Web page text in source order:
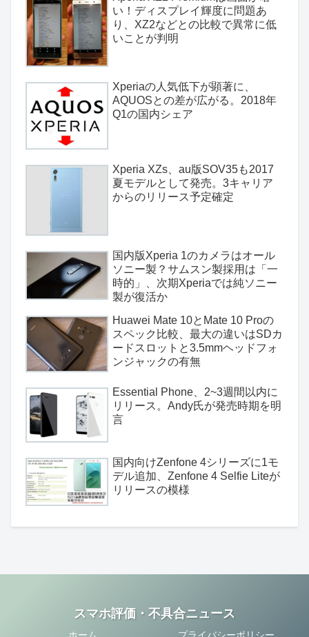
い！ディスプレイ輝度に問題あ
り、XZ2などとの比較で異常に低
いことが判明
Xperiaの人気低下が顕著に、
AQUOSとの差が広がる。2018年
Q1の国内シェア
Xperia XZs、au版SOV35も2017
夏モデルとして発売。3キャリア
からのリリース予定確定
国内版Xperia 1のカメラはオール
ソニー製？サムスン製採用は「一
時的」、次期Xperiaでは純ソニー
製が復活か
Huawei Mate 10とMate 10 Proの
スペック比較、最大の違いはSDカ
ードスロットと3.5mmヘッドフォ
ンジャックの有無
Essential Phone、2~3週間以内に
リリース。Andy氏が発売時期を明
言
国内向けZenfone 4シリーズに1モ
デル追加、Zenfone 4 Selfie Liteが
リリースの模様
スマホ評価・不具合ニュース
ホーム プライバシーポリシー